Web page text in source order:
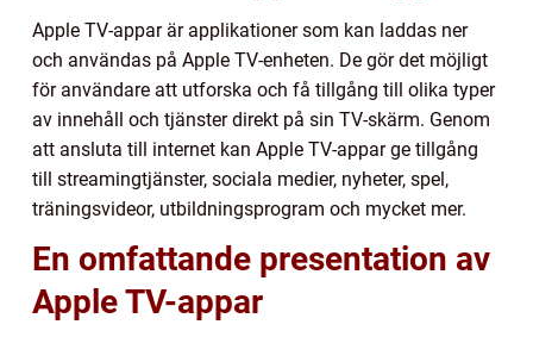
Apple TV-appar är applikationer som kan laddas ner
och användas på Apple TV-enheten. De gör det möjligt
för användare att utforska och få tillgång till olika typer
av innehåll och tjänster direkt på sin TV-skärm. Genom
att ansluta till internet kan Apple TV-appar ge tillgång
till streamingtjänster, sociala medier, nyheter, spel,
träningsvideor, utbildningsprogram och mycket mer.
En omfattande presentation av
Apple TV-appar